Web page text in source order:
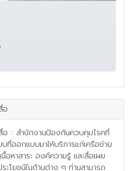
อ
อ :: สำนักงานป้องกันควบคุมโรคที่
ที่ออกแบบมาให้บริการแก่เครือข่าย
นื้อหาสาระ องค์ความรู้ และสื่อเผย
ะโยชน์ในด้านต่าง ๆ ท่านสามารถ